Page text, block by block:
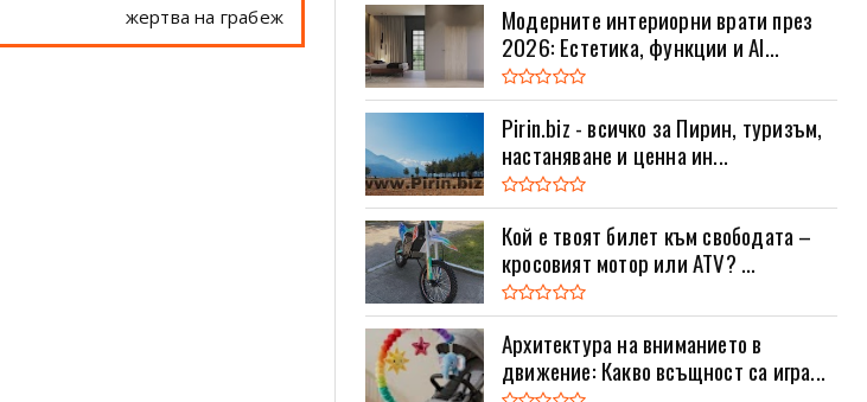
жертва на грабеж
Модерните интериорни врати през
2026: Естетика, функции и AI...
Pirin.biz - всичко за Пирин, туризъм,
настаняване и ценна ин...
Кой е твоят билет към свободата –
кросовият мотор или ATV? ...
Архитектура на вниманието в
движение: Какво всъщност са игра...